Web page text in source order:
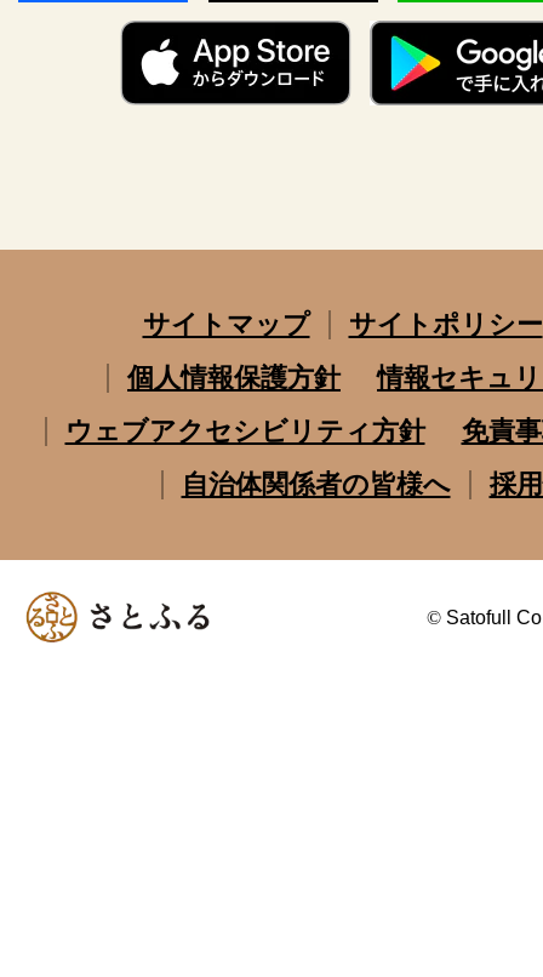
サイトマップ
サイトポリシー
個人情報保護方針
情報セキュ
ウェブアクセシビリティ方針
免責
自治体関係者の皆様へ
採
© Satofull